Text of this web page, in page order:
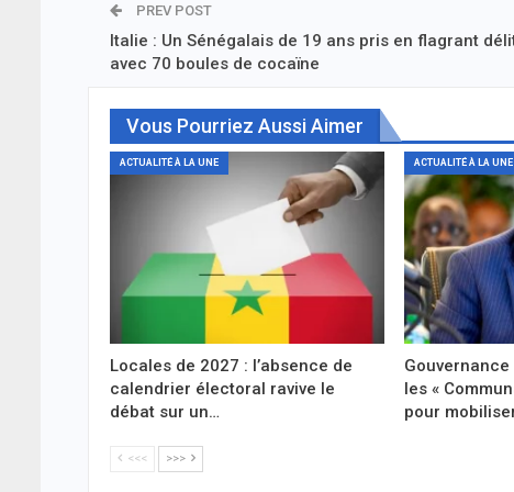
PREV POST
Italie : Un Sénégalais de 19 ans pris en flagrant
avec 70 boules de cocaïne
Vous Pourriez Aussi Aimer
ACTUALITÉ À LA UNE
Locales de 2027 : l’absence de
calendrier électoral ravive le
débat sur un…
ACTUALITÉ À LA UNE
les «
pour
<<< >>>